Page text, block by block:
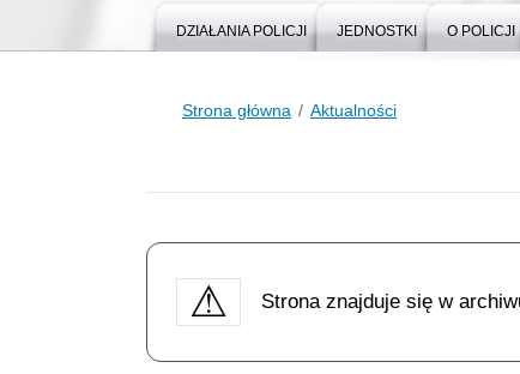
DZIAŁANIA POLICJI JEDNOSTKI O POLICJI
Strona główna Aktualności
Strona znajduje się w